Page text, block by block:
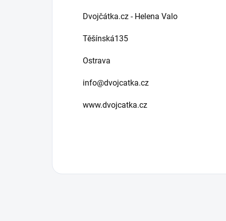
Dvojčátka.cz - Helena Valo
Těšínská135
Ostrava
info@dvojcatka.cz
www.dvojcatka.cz